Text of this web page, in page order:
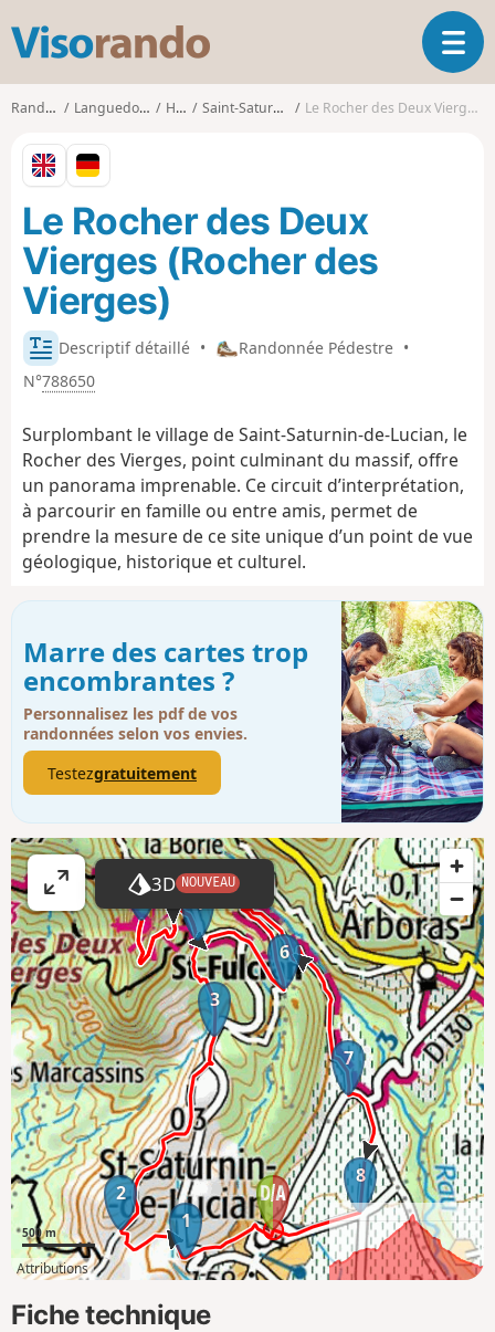
s
o
o
O
u
o
n
Randonnées Languedoc-Roussillon Hérault Saint-Saturnin-de-Lucian Le Rocher des Deux Vierges (Rocher des Vierges)
Descriptif détaillé • Randonnée Pédestre •
N°788650
Le Rocher des Deux
Vierges (Rocher des
Vierges)
Surplombant le village de Saint-Saturnin-de-Lucian, le
Rocher des Vierges, point culminant du massif, offre
un panorama imprenable. Ce circuit d’interprétation,
à parcourir en famille ou entre amis, permet de
prendre la mesure de ce site unique d’un point de vue
géologique, historique et culturel.
Marre des cartes trop
encombrantes ?
Personnalisez les pdf de vos
randonnées selon vos envies.
Testezgratuitement
A
ff
i
c
h
e
r
l
a
c
a
r
t
e
e
n
3D NOUVEAU
1
2
3
4
5
6
7
8
500 m
Attributions
Fiche technique